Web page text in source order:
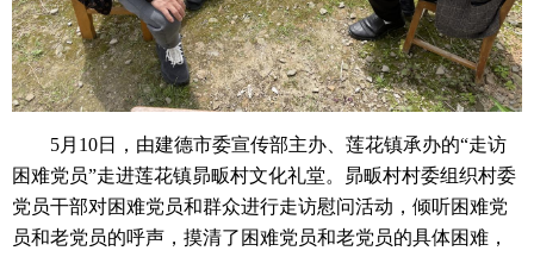
5月10日，由建德市委宣传部主办、莲花镇承办的“走访
困难党员”走进莲花镇昴畈村文化礼堂。昴畈村村委组织村委
党员干部对困难党员和群众进行走访慰问活动，倾听困难党
员和老党员的呼声，摸清了困难党员和老党员的具体困难，